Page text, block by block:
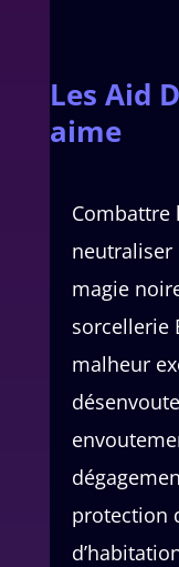
Les Aid
aime
Combattre
neutraliser
magie
sorcellerie
malheur
protection